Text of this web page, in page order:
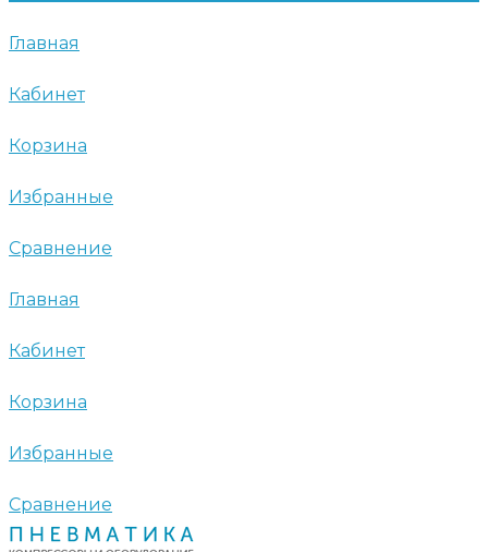
Главная
Кабинет
Корзина
Избранные
Сравнение
Главная
Кабинет
Корзина
Избранные
Сравнение